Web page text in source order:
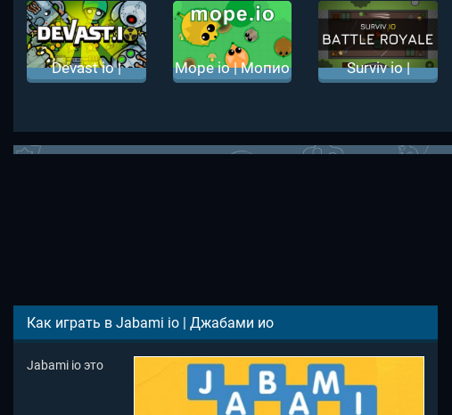
Devast io |
Mope io | Мопио
Surviv io |
Как играть в Jabami io | Джабами ио
Jabami io это